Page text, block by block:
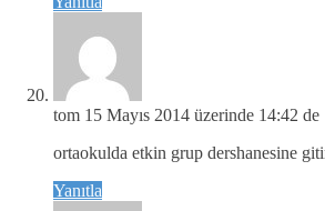
tom 15 Mayıs 2014 üzerinde 14:42 de
ortaokulda etkin grup dershanesine
Yanıtla